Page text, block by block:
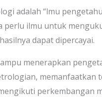
adalah “lmu
perlu ilmu untuk
dapat dipercayai.
menerapkan
memanfaatkan
perkembangan